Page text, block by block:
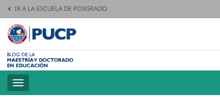
IR A LA ESCUELA DE POSGRADO
Pontificia
Toggle
navigation